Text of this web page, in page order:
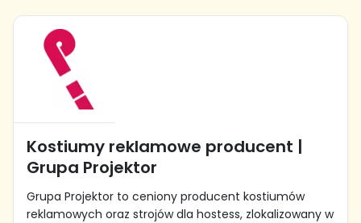
Kostiumy reklamowe producent |
Grupa Projektor
Grupa Projektor to ceniony producent kostiumów
reklamowych oraz strojów dla hostess, zlokalizowany w